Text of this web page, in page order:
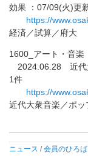
効果 ：07/09(火)更
https://
経済／試算／府大
1600_アート・音楽
2024.06.28 近
1件
https://
近代大衆音楽／ポ
ニュース /会員のひろば